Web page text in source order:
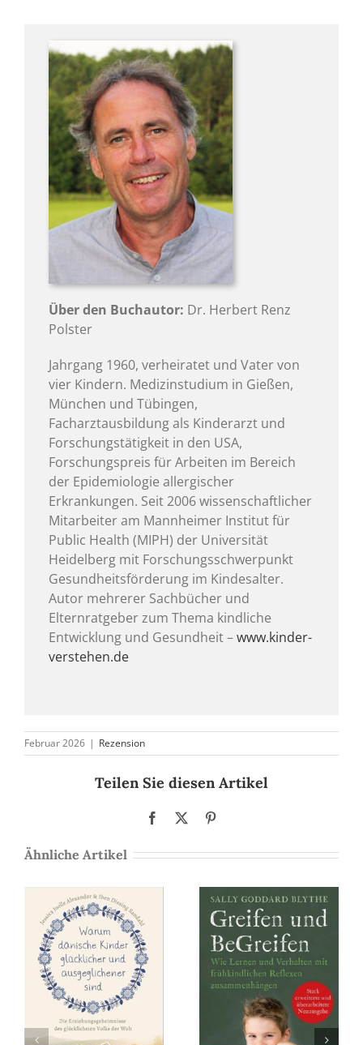
Über den Buchautor: Dr. Herbert Renz
Polster
Jahrgang 1960, verheiratet und Vater von
vier Kindern. Medizinstudium in Gießen,
München und Tübingen,
Facharztausbildung als Kinderarzt und
Forschungstätigkeit in den USA,
Forschungspreis für Arbeiten im Bereich
der Epidemiologie allergischer
Erkrankungen. Seit 2006 wissenschaftlicher
Mitarbeiter am Mannheimer Institut für
Public Health (MIPH) der Universität
Heidelberg mit Forschungsschwerpunkt
Gesundheitsförderung im Kindesalter.
Autor mehrerer Sachbücher und
Elternratgeber zum Thema kindliche
Entwicklung und Gesundheit –www.kinder-
verstehen.de
Februar 2026 | Rezension
Teilen Sie diesen Artikel
Facebook
Ähnliche Artikel